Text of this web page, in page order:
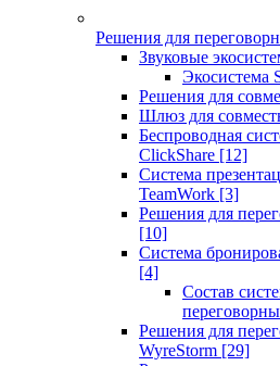
Решения для
Звуковые
Экосистема
Решения для
Шлюз для
Беспроводная
ClickShare [12]
Система
TeamWork [3]
Решения для
[10]
Система
[4]
Состав
Решения для
WyreStorm [29]